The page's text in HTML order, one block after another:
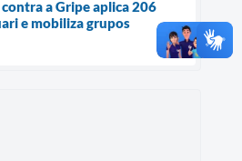
a Gripe aplica 206
e mobiliza grupos